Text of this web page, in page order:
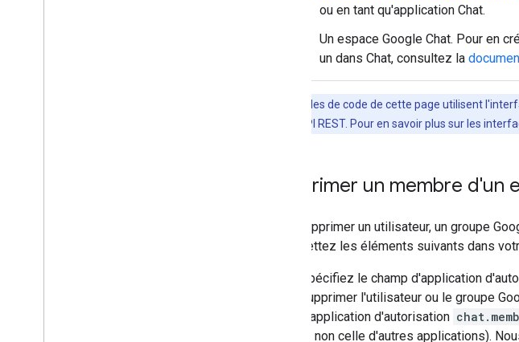
ou en tant qu'application Chat.
Un espace Google Chat. Pour en
un dans Chat, consultez la
Les exemples de code de cette page utilisent
l'interface d'API REST. Pour en savoir plus sur les
Supprimer un membre
Pour supprimer un utilisateur, un groupe
transmettez les éléments suivants dans
Spécifiez le champ d'application
supprimer l'utilisateur ou le groupe
d'application d'autorisation
et non celle d'autres applications).